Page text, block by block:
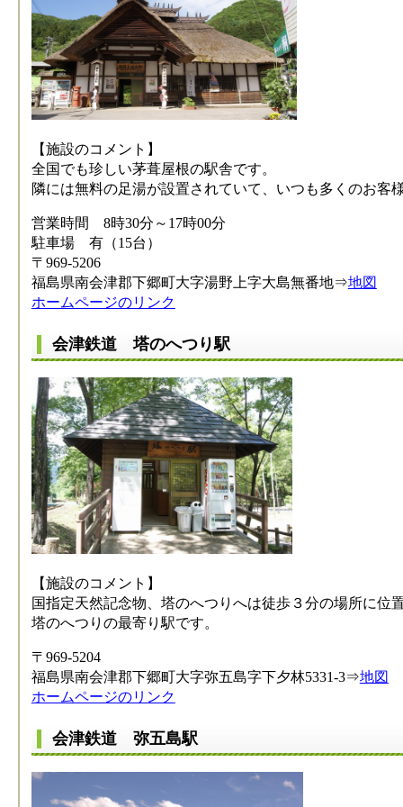
【施設のコメント】
全国でも珍しい茅葺屋根の駅舎です。
隣には無料の足湯が設置されていて、いつも多くのお客
営業時間 8時30分～17時00分
駐車場 有（15台）
〒969-5206
福島県南会津郡下郷町大字湯野上字大島無番地⇒地図
ホームページのリンク
会津鉄道 塔のへつり駅
【施設のコメント】
国指定天然記念物、塔のへつりへは徒歩３分の場所に位
塔のへつりの最寄り駅です。
〒969-5204
福島県南会津郡下郷町大字弥五島字下夕林5331-3⇒地図
ホームページのリンク
会津鉄道 弥五島駅